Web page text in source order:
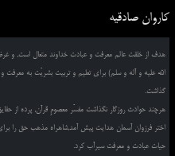
کاروان صادقیه
هدف از خلقت عالم معرفت و عبادت خداوند متعال است, و
الله علیه و آله و سلم) برای تعلیم و تربیت بشریّت به
گذاشت.
هرچند حوادث روزگار نگذاشت مفسّر معصومِ قرآن, پرده از
اختر فرزوان آسمان هدایت پیش آمد,شاهراه مذهب حق را
حیات عبادت و معرفت سیرآب کرد.